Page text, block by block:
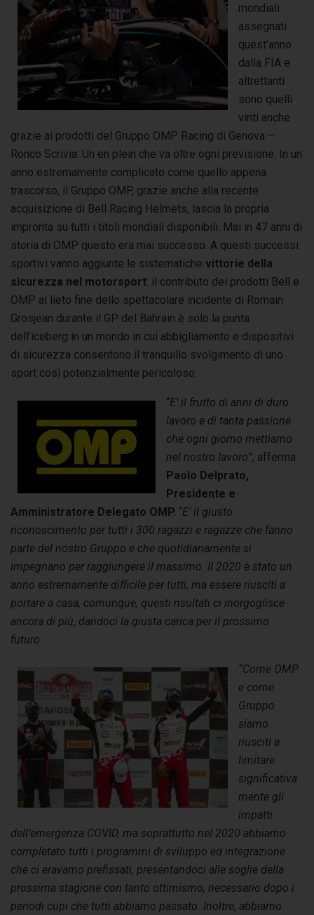
mondiali
assegnati
quest’anno
dalla FIA e
altrettanti
sono quelli
vinti anche
grazie ai prodotti del Gruppo OMP Racing di Genova –
Ronco Scrivia. Un en plein che va oltre ogni previsione. In un
anno estremamente complicato come quello appena
trascorso, il Gruppo OMP, grazie anche alla recente
acquisizione di Bell Racing Helmets, lascia la propria
impronta su tutti i titoli mondiali disponibili. Mai in 47 anni di
storia di OMP questo era mai successo. A questi successi
sportivi vanno aggiunte le sistematiche vittorie della
sicurezza nel motorsport: il contributo dei prodotti Bell e
OMP al lieto fine dello spettacolare incidente di Romain
Grosjean durante il GP del Bahrain è solo la punta
dell’iceberg in un mondo in cui abbigliamento e dispositivi
di sicurezza consentono il tranquillo svolgimento di uno
sport così potenzialmente pericoloso.
“E’ il frutto di anni di duro
lavoro e di tanta passione
che ogni giorno mettiamo
nel nostro lavoro”, afferma
Paolo Delprato,
Presidente e
Amministratore Delegato OMP. “E’ il giusto
riconoscimento per tutti i 300 ragazzi e ragazze che fanno
parte del nostro Gruppo e che quotidianamente si
impegnano per raggiungere il massimo. Il 2020 è stato un
anno estremamente difficile per tutti, ma essere riusciti a
portare a casa, comunque, questi risultati ci inorgoglisce
ancora di più, dandoci la giusta carica per il prossimo
futuro.
“Come OMP
e come
Gruppo
siamo
riusciti a
limitare
significativa
mente gli
impatti
dell’emergenza COVID, ma soprattutto nel 2020 abbiamo
completato tutti i programmi di sviluppo ed integrazione
che ci eravamo prefissati, presentandoci alle soglie della
prossima stagione con tanto ottimismo, necessario dopo i
periodi cupi che tutti abbiamo passato. Inoltre, abbiamo